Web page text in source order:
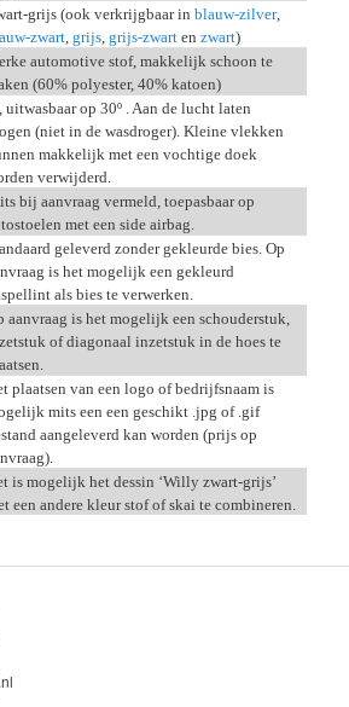
grijs (ook verkrijgbaar inblauw-zilver,
zwart ,grijs ,grijs-zwart enzwart)
automotive stof, makkelijk schoon te
(60% polyester, 40% katoen)
uitwasbaar op 30º . Aan de lucht laten
(niet in de wasdroger). Kleine vlekken
makkelijk met een vochtige doek
verwijderd.
bij aanvraag vermeld, toepasbaar op
met een side airbag.
geleverd zonder gekleurde bies. Op
is het mogelijk een gekleurd
als bies te verwerken.
aanvraag is het mogelijk een schouderstuk,
of diagonaal inzetstuk in de hoes te
plaatsen van een logo of bedrijfsnaam is
mits een een geschikt .jpg of .gif
aangeleverd kan worden (prijs op
is mogelijk het dessin ‘Willy zwart-grijs’
een andere kleur stof of skai te combineren.